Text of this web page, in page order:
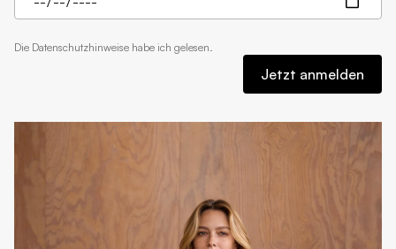
Die Datenschutzhinweise habe ich gelesen.
Jetzt anmelden